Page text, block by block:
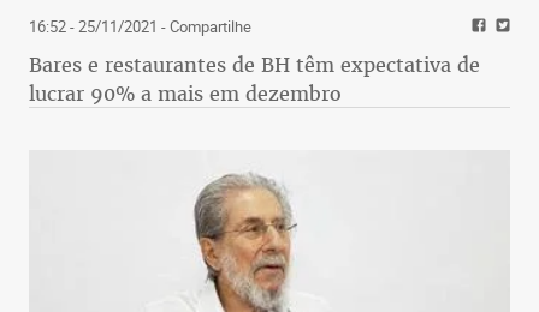
16:52 - 25/11/2021 - Compartilhe
Bares e restaurantes de BH têm expectativa de
lucrar 90% a mais em dezembro